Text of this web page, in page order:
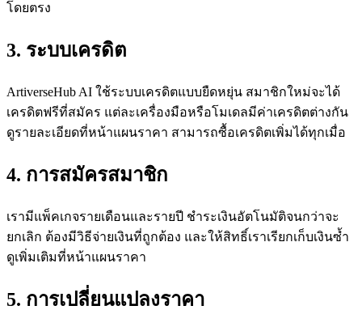
โดยตรง
3. ระบบเครดิต
ArtiverseHub AI ใช้ระบบเครดิตแบบยืดหยุ่น สมาชิกใหม่จะได้
เครดิตฟรีที่สมัคร แต่ละเครื่องมือหรือโมเดลมีค่าเครดิตต่างกัน
ดูรายละเอียดที่หน้าแผนราคา สามารถซื้อเครดิตเพิ่มได้ทุกเมื่อ
4. การสมัครสมาชิก
เรามีแพ็คเกจรายเดือนและรายปี ชำระเงินอัตโนมัติจนกว่าจะ
ยกเลิก ต้องมีวิธีจ่ายเงินที่ถูกต้อง และให้สิทธิ์เราเรียกเก็บเงินซ้ำ
ดูเพิ่มเติมที่หน้าแผนราคา
5. การเปลี่ยนแปลงราคา